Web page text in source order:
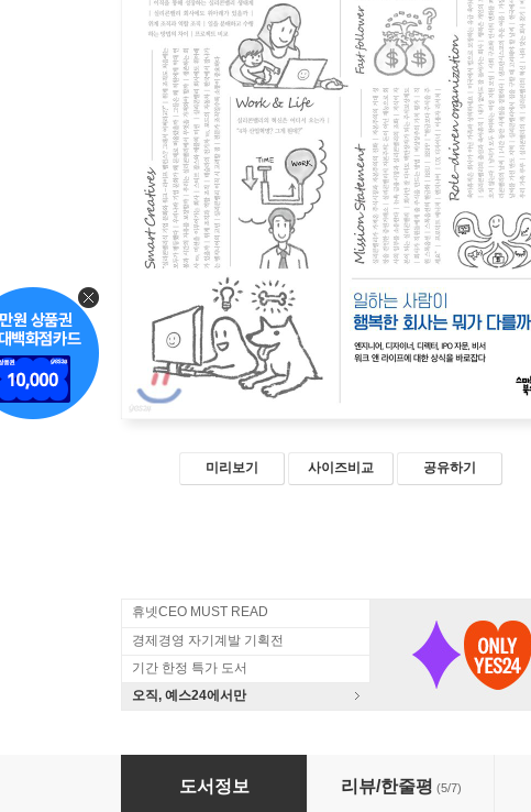
미리보기 사이즈비교 공유하기
휴넷CEO MUST READ
경제경영 자기계발 기획전
기간 한정 특가 도서
오직, 예스24에서만
실리콘밸리를 그리다
도서정보 리뷰/한줄평 (5/7)